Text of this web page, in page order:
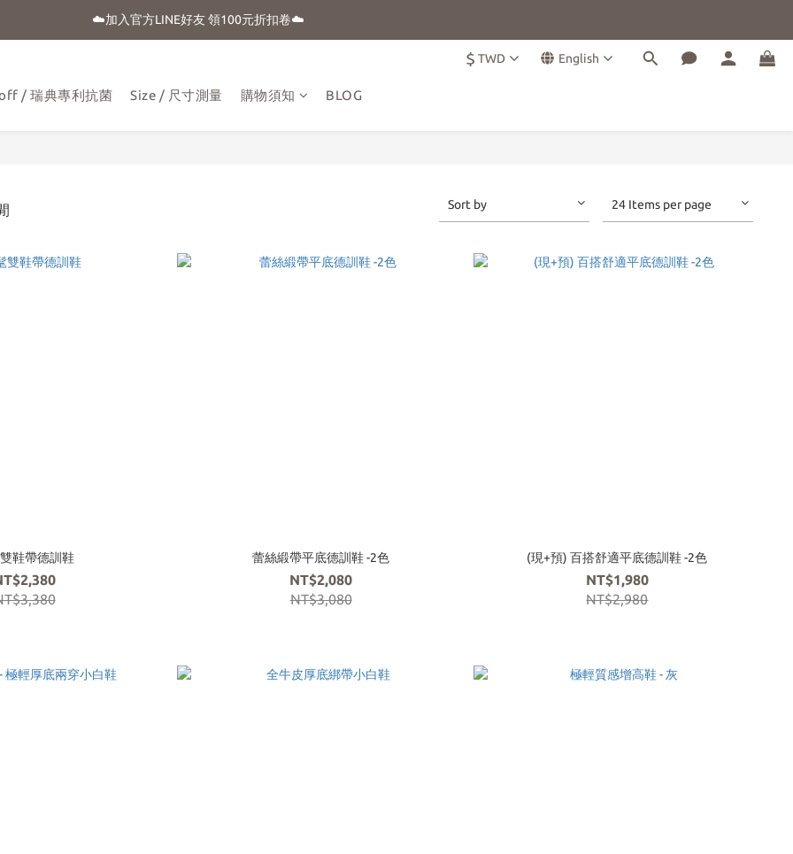
☀️盛夏購物季-滿額贈 "品牌晴雨用抗UV自動傘"
☁️加入官方LINE好友 領100元折扣卷☁️
☀️盛夏購物季-滿額贈 "品牌晴雨用抗UV自動傘"
$ TWD English
/ 瑞典專利抗菌 Size / 尺寸測量 購物須知 BLOG
Sort by 24 Items per page
鞋帶德訓鞋 蕾絲緞帶平底德訓鞋 -2色
NT$2,080
NT$3,080
(現+預) 百搭舒適平底德訓鞋 -2色
NT$1,980
NT$2,980